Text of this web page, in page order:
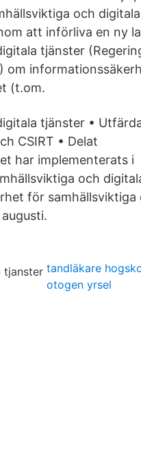
och digitala
att införliva en ny
tjänster
om
(t.om.
tjänster •
CSIRT • Delat
har implementerats i
och
för samhällsviktiga
tandläkare
otogen yrsel